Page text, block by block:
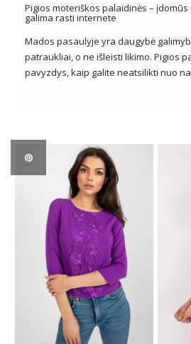
Pigios moteriškos palaidinės –
galima rasti internete
Mados pasaulyje yra daugybė
patraukliai, o ne išleisti likimo. Pigios
pavyzdys, kaip galite neatsilikti nuo